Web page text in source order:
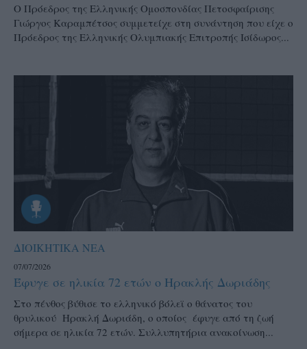
Ο Πρόεδρος της Ελληνικής Ομοσπονδίας Πετοσφαίρισης
Γιώργος Καραμπέτσος συμμετείχε στη συνάντηση που είχε ο
Πρόεδρος της Ελληνικής Ολυμπιακής Επιτροπής Ισίδωρος...
ΔΙΟΙΚΗΤΙΚΑ ΝΕΑ
07/07/2026
Έφυγε σε ηλικία 72 ετών ο Ηρακλής Δωριάδης
Στο πένθος βύθισε το ελληνικό βόλεϊ ο θάνατος του
θρυλικού Ηρακλή Δωριάδη, ο οποίος έφυγε από τη ζωή
σήμερα σε ηλικία 72 ετών. Συλλυπητήρια ανακοίνωση...